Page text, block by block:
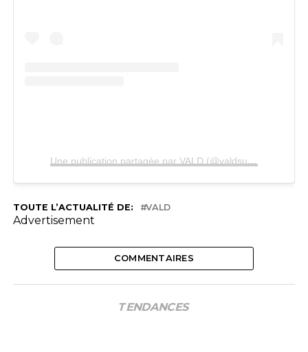
Une publication partagée par VALD (@valdsullyvan)
TOUTE L’ACTUALITÉ DE: VALD
Advertisement
COMMENTAIRES
TENDANCES